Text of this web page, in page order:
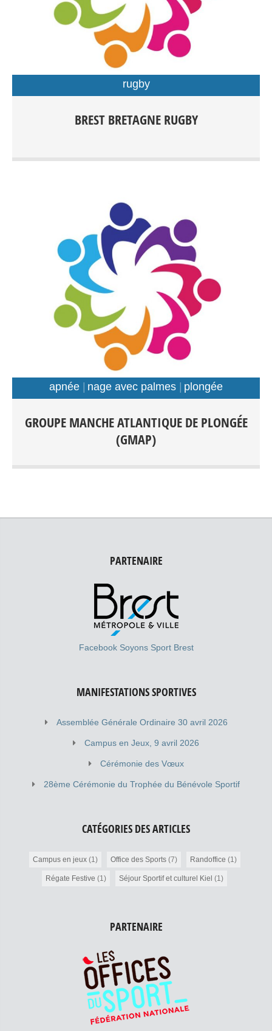
15ans Rugby à XV Loisirs Rugby à X compétition dès
rugby
BREST BRETAGNE RUGBY
public: Débutants-Loisir-Compétition Entraînements:
Piscines: Foch, Kerhallet, Recouvrance, Rade de Brest et
apnée nage avec palmes plongée
GROUPE MANCHE ATLANTIQUE DE PLONGÉE
(GMAP)
PARTENAIRE
Facebook Soyons Sport Brest
MANIFESTATIONS SPORTIVES
Assemblée Générale Ordinaire 30 avril 2026
Campus en Jeux, 9 avril 2026
Cérémonie des Vœux
28ème Cérémonie du Trophée du Bénévole Sportif
CATÉGORIES DES ARTICLES
Campus en jeux(1) Office des Sports(7) Randoffice (1)
Régate Festive (1) Séjour Sportif et culturel Kiel (1)
PARTENAIRE